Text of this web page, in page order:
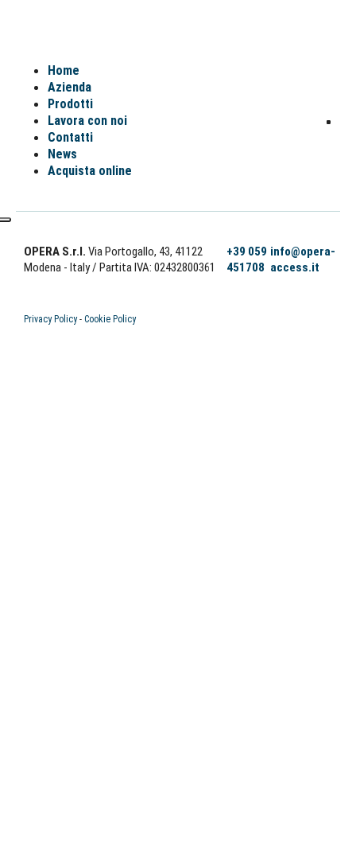
Home
Azienda
Prodotti
Lavora con noi
Contatti
News
Acquista online
OPERA S.r.l. Via Portogallo, 43, 41122
Modena - Italy/ Partita IVA: 02432800361
+39 059
451708
info@opera-
access.it
Privacy Policy- Cookie Policy